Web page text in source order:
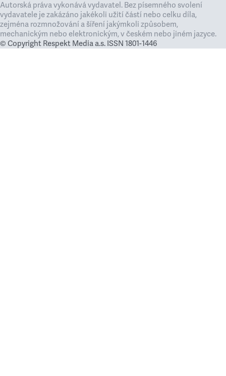
Autorská práva vykonává vydavatel. Bez písemného svolení
vydavatele je zakázáno jakékoli užití částí nebo celku díla,
zejména rozmnožování a šíření jakýmkoli způsobem,
mechanickým nebo elektronickým, v českém nebo jiném jazyce.
© Copyright Respekt Media a.s. ISSN 1801-1446